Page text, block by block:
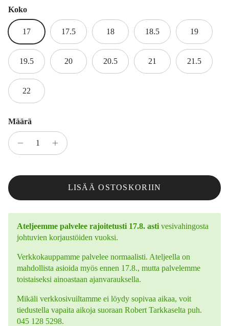
Koko
17 17.5 18 18.5 19
19.5 20 20.5 21 21.5
22
Määrä
LISÄÄ OSTOSKORIIN
Ateljeemme palvelee rajoitetusti 17.8. asti vesivahingosta
johtuvien korjaustöiden vuoksi.
Verkkokauppamme palvelee normaalisti. Ateljeella on
mahdollista asioida myös ennen 17.8., mutta palvelemme
toistaiseksi ainoastaan ajanvarauksella.
Mikäli verkkosivuiltamme ei löydy sopivaa aikaa, voit
tiedustella vapaita aikoja suoraan Robert Tarkkaselta puh.
045 128 5298.